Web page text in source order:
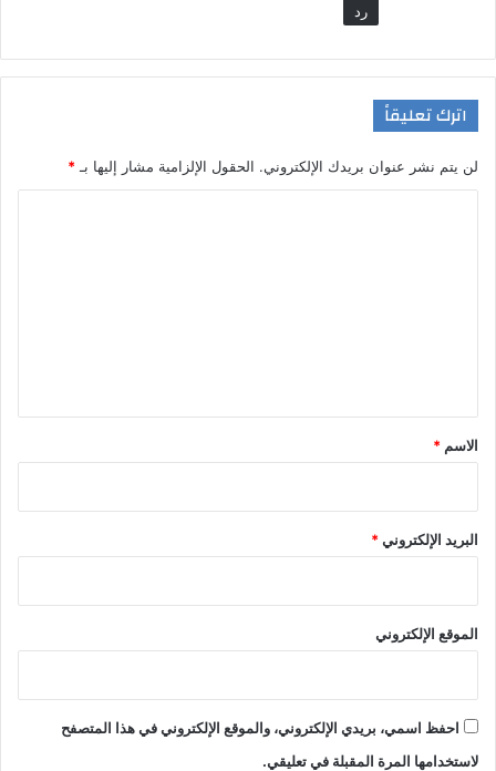
رد
اترك تعليقاً
لن يتم نشر عنوان بريدك الإلكتروني. الحقول الإلزامية مشار إليها بـ *
*
الاسم *
البريد الإلكتروني*
الموقع الإلكتروني
احفظ اسمي، بريدي الإلكتروني، والموقع الإلكتروني في هذا المتصفح
لاستخدامها المرة المقبلة في تعليقي.